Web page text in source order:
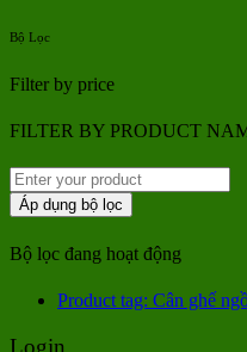
Bộ Lọc
Filter by price
FILTER BY PRODUCT
Áp dụng bộ lọc
Bộ lọc đang hoạt động
Product tag: Cân ghế
Login